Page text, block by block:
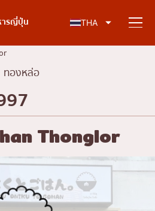
ารญี่ปุ่น THA
ร
ทองหล่อ
Thonglor